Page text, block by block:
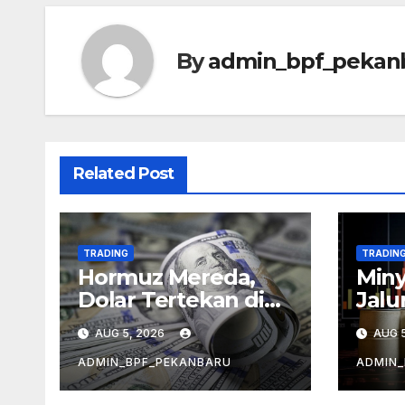
By
Related Post
TRADING
Hormuz Mereda,
Dolar Tertekan di
Bawah 100
AUG 5, 2026
ADMIN_BPF_PEKANBARU
AUG